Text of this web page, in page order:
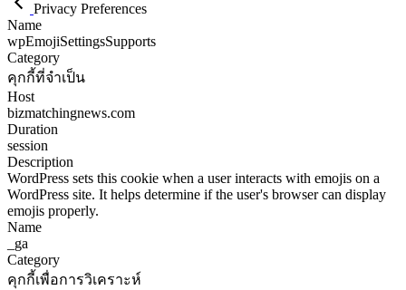
Privacy Preferences
Name
wpEmojiSettingsSupports
Category
คุกกี้ที่จำเป็น
Host
bizmatchingnews.com
Duration
session
Description
WordPress sets this cookie when a user interacts with emojis on a
WordPress site. It helps determine if the user's browser can display
emojis properly.
Name
_ga
Category
คุกกี้เพื่อการวิเคราะห์